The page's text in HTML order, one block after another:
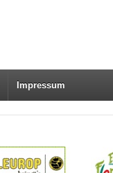
Impressum